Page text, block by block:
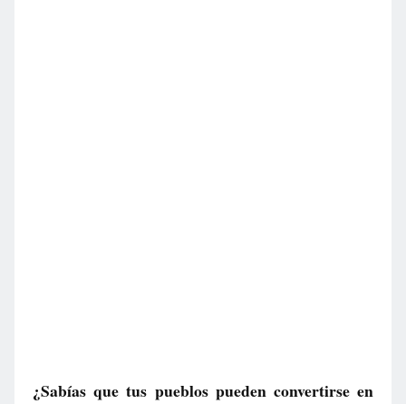
¿Sabías que tus pueblos pueden convertirse en